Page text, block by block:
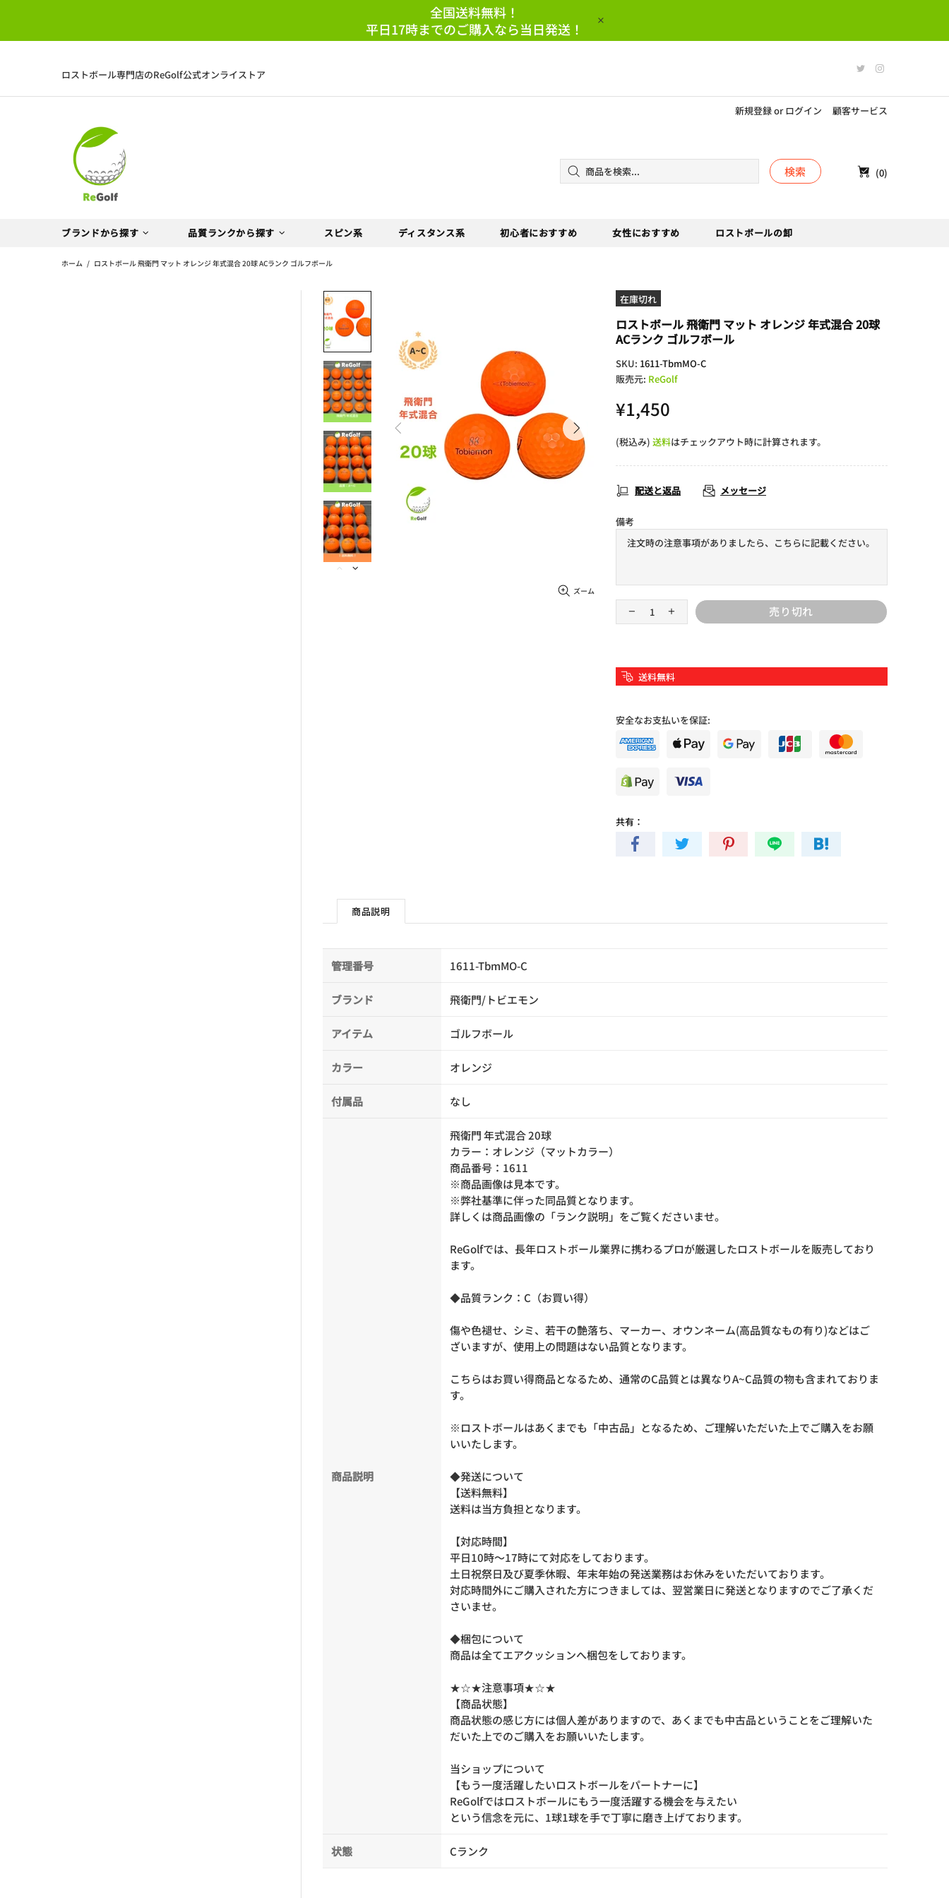
全国送料無料！
平日17時までのご購入なら当日発送！
ロストボール専門店のReGolf公式オンライストア
新規登録orログイン 顧客サービス
検索 (0)
ブランドから探す 品質ランクから探す スピン系 ディスタンス系 初心者におすすめ 女性におすすめ ロストボールの卸
ホーム ロストボール 飛衛門 マット オレンジ 年式混合 20球 ACランク ゴルフボール
ズーム
在庫切れ
ロストボール 飛衛門 マット オレンジ 年式混合 20球
ACランク ゴルフボール
SKU: 1611-TbmMO-C
販売元: ReGolf
¥1,450
(税込み) 送料はチェックアウト時に計算されます。
配送と返品 メッセージ
備考
売り切れ
送料無料
安全なお支払いを保証:
共有：
商品説明
管理番号 1611-TbmMO-C
ブランド 飛衛門/トビエモン
アイテム ゴルフボール
カラー オレンジ
付属品 なし
商品説明
飛衛門 年式混合 20球
カラー：オレンジ（マットカラー）
商品番号：1611
※商品画像は見本です。
※弊社基準に伴った同品質となります。
詳しくは商品画像の「ランク説明」をご覧くださいませ。
ReGolfでは、長年ロストボール業界に携わるプロが厳選したロストボールを販売しており
ます。
◆品質ランク：C（お買い得）
傷や色褪せ、シミ、若干の艶落ち、マーカー、オウンネーム(高品質なもの有り)などはご
ざいますが、使用上の問題はない品質となります。
こちらはお買い得商品となるため、通常のC品質とは異なりA~C品質の物も含まれておりま
す。
※ロストボールはあくまでも「中古品」となるため、ご理解いただいた上でご購入をお願
いいたします。
◆発送について
【送料無料】
送料は当方負担となります。
【対応時間】
平日10時～17時にて対応をしております。
土日祝祭日及び夏季休暇、年末年始の発送業務はお休みをいただいております。
対応時間外にご購入された方につきましては、翌営業日に発送となりますのでご了承くだ
さいませ。
◆梱包について
商品は全てエアクッションへ梱包をしております。
★☆★注意事項★☆★
【商品状態】
商品状態の感じ方には個人差がありますので、あくまでも中古品ということをご理解いた
だいた上でのご購入をお願いいたします。
当ショップについて
【もう一度活躍したいロストボールをパートナーに】
ReGolfではロストボールにもう一度活躍する機会を与えたい
という信念を元に、1球1球を手で丁寧に磨き上げております。
状態 Cランク